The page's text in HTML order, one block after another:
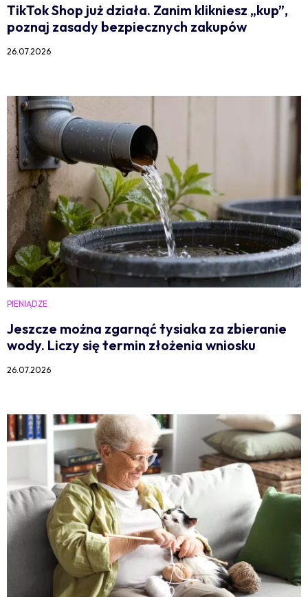
TikTok Shop już działa. Zanim klikniesz „kup”,
poznaj zasady bezpiecznych zakupów
26.07.2026
PIENIĄDZE
Jeszcze można zgarnąć tysiaka za zbieranie
wody. Liczy się termin złożenia wniosku
26.07.2026